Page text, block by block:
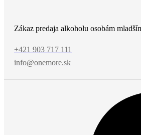
Zákaz predaja alkoholu osobám
+421 903 717 111
info@onemore.sk